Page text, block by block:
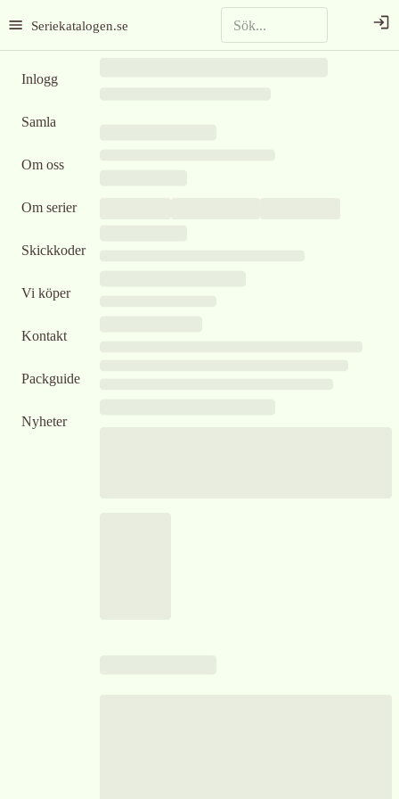
Seriekatalogen.se
Inlogg
Samla
Om oss
Om serier
Skickkoder
Vi köper
Kontakt
Packguide
Nyheter